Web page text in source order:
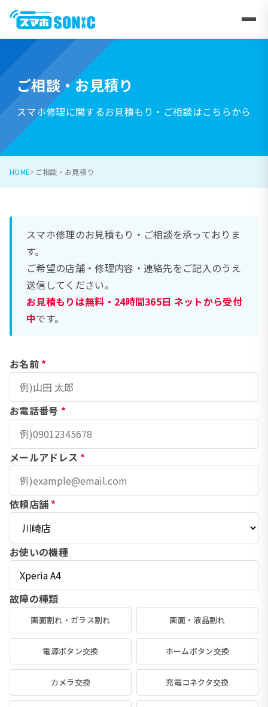
ご相談・お見積り
スマホ修理に関するお見積もり・ご相談はこちらから
HOME ご相談・お見積り
スマホ修理のお見積もり・ご相談を承っておりま
す。
ご希望の店舗・修理内容・連絡先をご記入のうえ
送信してください。
お見積もりは無料・24時間365日 ネットから受付
中です。
お名前 *
お電話番号 *
メールアドレス *
依頼店舗 *
お使いの機種
故障の種類
画面割れ・ガラス割れ 画面・液晶割れ
電源ボタン交換 ホームボタン交換
カメラ交換 充電コネクタ交換